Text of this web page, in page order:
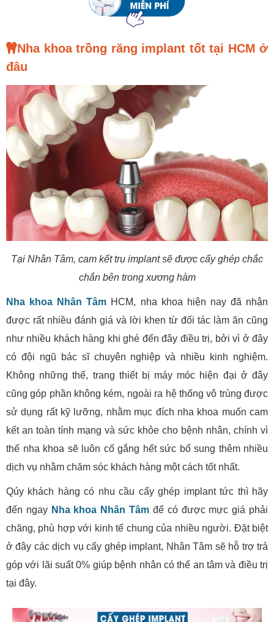
Nha khoa trồng răng implant tốt tại HCM ở
đâu
Tại Nhân Tâm, cam kết trụ implant sẽ được cấy ghép chắc
chắn bên trong xương hàm
Nha khoa Nhân Tâm HCM, nha khoa hiện nay đã nhận
được rất nhiều đánh giá và lời khen từ đối tác làm ăn cũng
như nhiều khách hàng khi ghé đến đây điều trị, bởi vì ở đây
có đội ngũ bác sĩ chuyên nghiệp và nhiều kinh nghiệm.
Không những thế, trang thiết bị máy móc hiện đại ở đây
cũng góp phần không kém, ngoài ra hệ thống vô trùng được
sử dụng rất kỹ lưỡng, nhằm mục đích nha khoa muốn cam
kết an toàn tính mạng và sức khỏe cho bệnh nhân, chính vì
thế nha khoa sẽ luôn cố gắng hết sức bổ sung thêm nhiều
dịch vụ nhằm chăm sóc khách hàng một cách tốt nhất.
Qúy khách hàng có nhu cầu cấy ghép implant tức thì hãy
đến ngay Nha khoa Nhân Tâm để có được mực giá phải
chăng, phù hợp với kinh tế chung của nhiều người. Đặt biệt
ở đây các dịch vụ cấy ghép implant, Nhân Tâm sẽ hỗ trợ trả
góp với lãi suất 0% giúp bệnh nhân có thể an tâm và điều trị
tại đây.